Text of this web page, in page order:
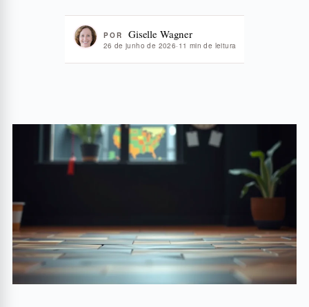
POR Giselle Wagner
26 de junho de 2026· 11 min de leitura